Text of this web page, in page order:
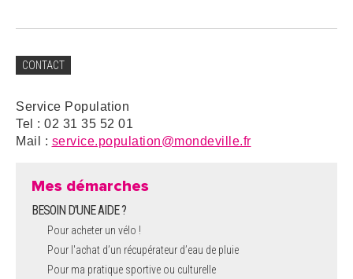
CONTACT
Service Population
Tel : 02 31 35 52 01
Mail : service.population@mondeville.fr
Mes démarches
BESOIN D'UNE AIDE ?
Pour acheter un vélo !
Pour l'achat d’un récupérateur d’eau de pluie
Pour ma pratique sportive ou culturelle